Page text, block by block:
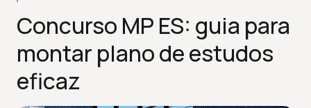
Concurso MP ES: guia para
montar plano de estudos
eficaz